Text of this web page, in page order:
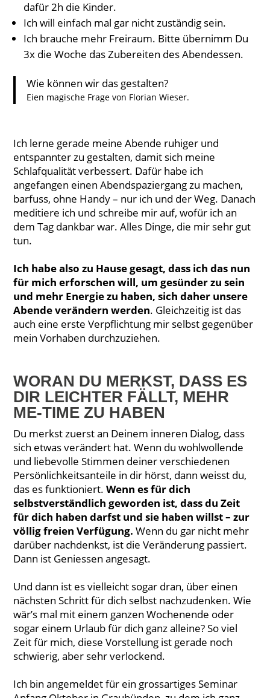
dafür 2h die Kinder.
Ich will einfach mal gar nicht zuständig sein.
Ich brauche mehr Freiraum. Bitte übernimm Du
3x die Woche das Zubereiten des Abendessen.
Wie können wir das gestalten?
Eien magische Frage von Florian Wieser.
Ich lerne gerade meine Abende ruhiger und
entspannter zu gestalten, damit sich meine
Schlafqualität verbessert. Dafür habe ich
angefangen einen Abendspaziergang zu machen,
barfuss, ohne Handy – nur ich und der Weg. Danach
meditiere ich und schreibe mir auf, wofür ich an
dem Tag dankbar war. Alles Dinge, die mir sehr gut
tun.
Ich habe also zu Hause gesagt, dass ich das nun
für mich erforschen will, um gesünder zu sein
und mehr Energie zu haben, sich daher unsere
Abende verändern werden. Gleichzeitig ist das
auch eine erste Verpflichtung mir selbst gegenüber
mein Vorhaben durchzuziehen.
WORAN DU MERKST, DASS ES
DIR LEICHTER FÄLLT, MEHR
ME-TIME ZU HABEN
Du merkst zuerst an Deinem inneren Dialog, dass
sich etwas verändert hat. Wenn du wohlwollende
und liebevolle Stimmen deiner verschiedenen
Persönlichkeitsanteile in dir hörst, dann weisst du,
das es funktioniert.Wenn es für dich
selbstverständlich geworden ist, dass du Zeit
für dich haben darfst und sie haben willst – zur
völlig freien Verfügung.Wenn du gar nicht mehr
darüber nachdenkst, ist die Veränderung passiert.
Dann ist Geniessen angesagt.
Und dann ist es vielleicht sogar dran, über einen
nächsten Schritt für dich selbst nachzudenken. Wie
wär’s mal mit einem ganzen Wochenende oder
sogar einem Urlaub für dich ganz alleine? So viel
Zeit für mich, diese Vorstellung ist gerade noch
schwierig, aber sehr verlockend.
Ich bin angemeldet für ein grossartiges Seminar